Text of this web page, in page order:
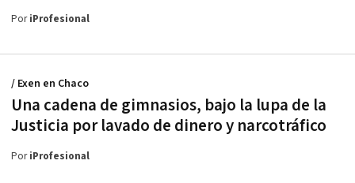
PoriProfesional
Una cadena de gimnasios, bajo la lupa de la
Justicia por lavado de dinero y narcotráfico
/ Exen en Chaco
PoriProfesional